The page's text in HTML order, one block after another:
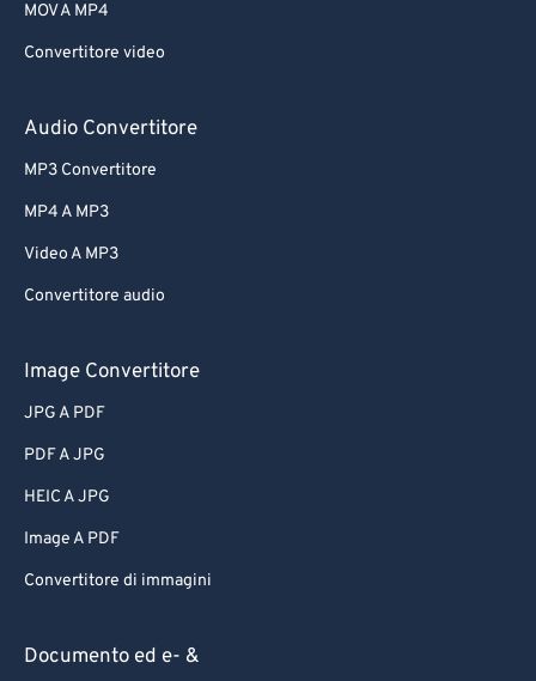
MOV A MP4
Convertitore video
Audio Convertitore
MP3 Convertitore
MP4 A MP3
Video A MP3
Convertitore audio
Image Convertitore
JPG A PDF
PDF A JPG
HEIC A JPG
Image A PDF
Convertitore di immagini
Documento ed e- &